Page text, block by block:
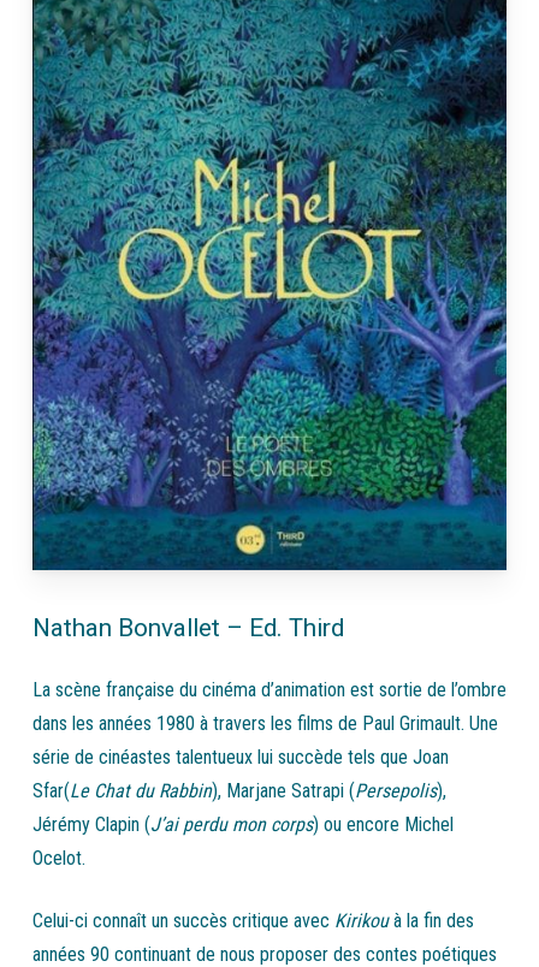
Nathan Bonvallet – Ed. Third
La scène française du cinéma d’animation est sortie de l’ombre
dans les années 1980 à travers les films de Paul Grimault. Une
série de cinéastes talentueux lui succède tels que Joan
Sfar(Le Chat du Rabbin), Marjane Satrapi (Persepolis),
Jérémy Clapin (J’ai perdu mon corps) ou encore Michel
Ocelot.
Celui-ci connaît un succès critique avec Kirikouà la fin des
années 90 continuant de nous proposer des contes poétiques